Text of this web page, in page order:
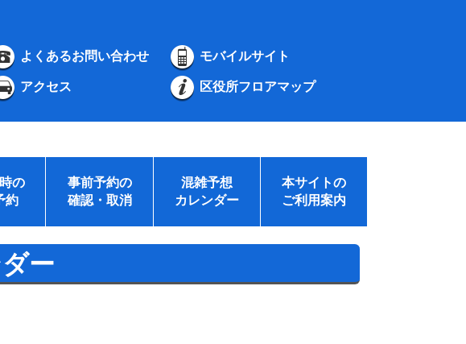
よくあるお問い合わせ モバイルサイト
アクセス 区役所フロアマップ
の
約
事前予約の
確認・取消
混雑予想
カレンダー
本サイトの
ご利用案内
ー